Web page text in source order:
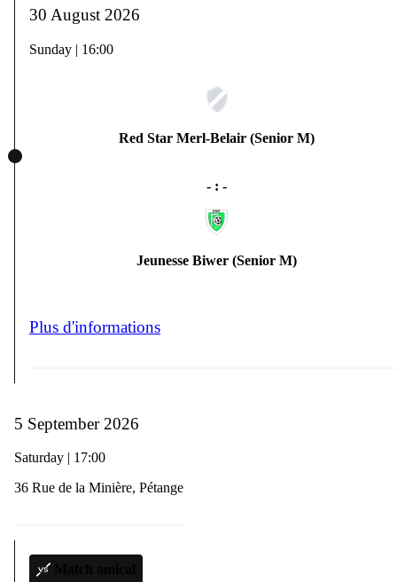
30 August 2026
Sunday | 16:00
Red Star Merl-Belair (Senior M)
- : -
Jeunesse Biwer (Senior M)
Plus d'informations
5 September 2026
Saturday | 17:00
36 Rue de la Minière, Pétange